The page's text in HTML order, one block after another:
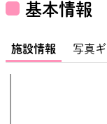
基本情報
施設情報 写真